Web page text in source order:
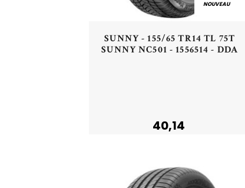
NOUVEAU
SUNNY - 155/65 TR14 TL 75T
SUNNY NC501 - 1556514 - DDA
40,14